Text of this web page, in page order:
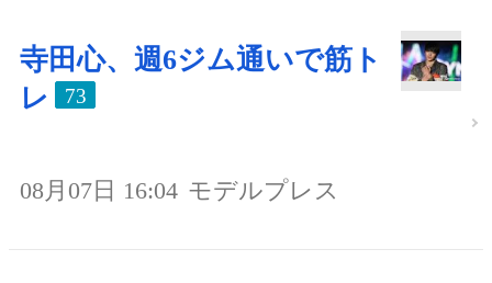
寺田心、週6ジム通いで筋ト
レ
73
08月07日 16:04 モデルプレス